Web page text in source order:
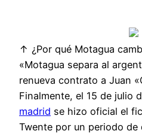
↑ ¿Por qué Motagua
«Motagua separa al
renueva contrato a Juan
Finalmente, el 15 de julio
madrid se hizo oficial el
Twente por un periodo de